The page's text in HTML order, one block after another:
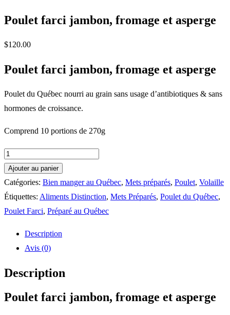
Poulet farci jambon, fromage et asperge
$120.00
Poulet farci jambon, fromage et asperge
Poulet du Québec nourri au grain sans usage d’antibiotiques & sans
hormones de croissance.
Comprend 10 portions de 270g
quantité
de
Poulet
farci
jambon,
asperge
Ajouter au panier
Catégories: Bien manger au Québec, Mets préparés, Poulet, Volaille
Étiquettes: Aliments Distinction, Mets Préparés, Poulet du Québec,
Poulet Farci, Préparé au Québec
Description
Avis (0)
Description
Poulet farci jambon, fromage et asperge